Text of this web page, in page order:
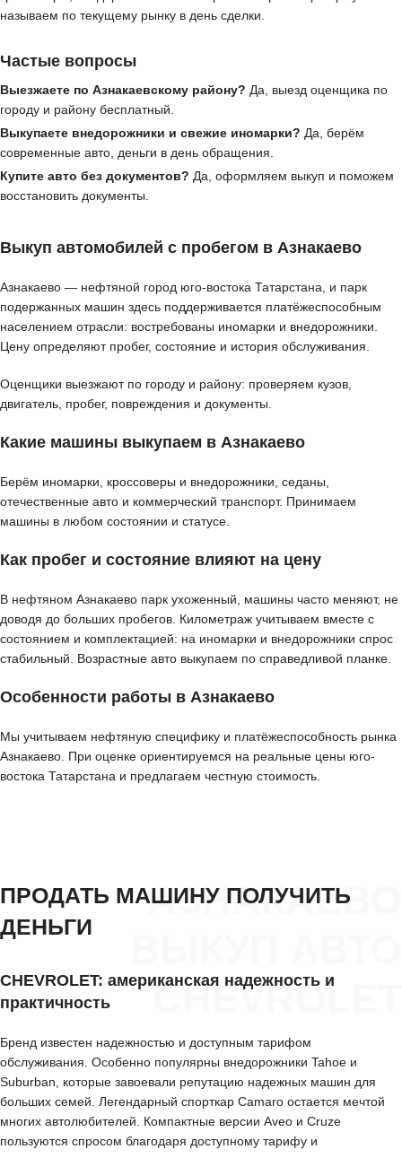
называем по текущему рынку в день сделки.
Частые вопросы
Выезжаете по Азнакаевскому району? Да, выезд оценщика по
городу и району бесплатный.
Выкупаете внедорожники и свежие иномарки? Да, берём
современные авто, деньги в день обращения.
Купите авто без документов? Да, оформляем выкуп и поможем
восстановить документы.
Выкуп автомобилей с пробегом в Азнакаево
Азнакаево — нефтяной город юго-востока Татарстана, и парк
подержанных машин здесь поддерживается платёжеспособным
населением отрасли: востребованы иномарки и внедорожники.
Цену определяют пробег, состояние и история обслуживания.
Оценщики выезжают по городу и району: проверяем кузов,
двигатель, пробег, повреждения и документы.
Какие машины выкупаем в Азнакаево
Берём иномарки, кроссоверы и внедорожники, седаны,
отечественные авто и коммерческий транспорт. Принимаем
машины в любом состоянии и статусе.
Как пробег и состояние влияют на цену
В нефтяном Азнакаево парк ухоженный, машины часто меняют, не
доводя до больших пробегов. Километраж учитываем вместе с
состоянием и комплектацией: на иномарки и внедорожники спрос
стабильный. Возрастные авто выкупаем по справедливой планке.
Особенности работы в Азнакаево
Мы учитываем нефтяную специфику и платёжеспособность рынка
Азнакаево. При оценке ориентируемся на реальные цены юго-
востока Татарстана и предлагаем честную стоимость.
АЗНАКАЕВО
CHEVROLET
ПРОДАТЬ МАШИНУ ПОЛУЧИТЬ
ДЕНЬГИ
CHEVROLET: американская надежность и
практичность
Бренд известен надежностью и доступным тарифом
обслуживания. Особенно популярны внедорожники Tahoe и
Suburban, которые завоевали репутацию надежных машин для
больших семей. Легендарный спорткар Camaro остается мечтой
многих автолюбителей. Компактные версии Aveo и Cruze
пользуются спросом благодаря доступному тарифу и